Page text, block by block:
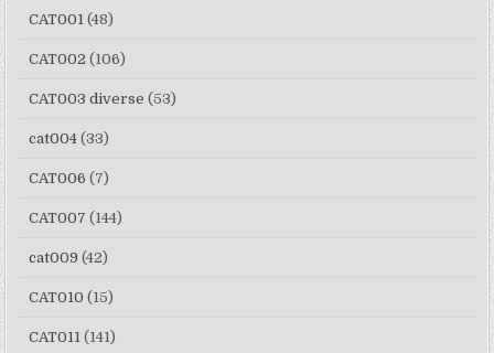
CAT001 (48)
CAT002 (106)
CAT003 diverse (53)
cat004 (33)
CAT006 (7)
CAT007 (144)
cat009 (42)
CAT010 (15)
CAT011 (141)